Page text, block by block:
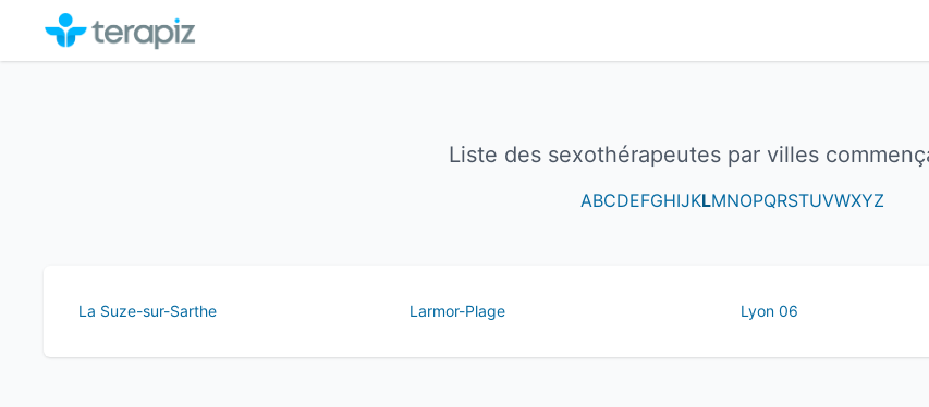
Liste des sexothérapeutes par villes
ABCDEFGHIJKLMNOPQRSTUVWXYZ
La Suze-sur-Sarthe Larmor-Plage Lyon 06